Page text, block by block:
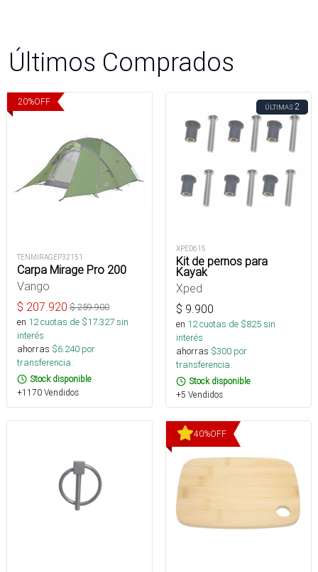
Últimos Comprados
20%OFF
TENMIRAGEP32151
Carpa Mirage Pro 200
Vango
$ 207.920 $259.900
en 12cuotas de $17.327sin
interés
ahorras $6.240 por
transferencia.
Stock disponible
+1170 Vendidos
ÚLTIMAS2
XPED615
Kit de pernos para
Kayak
Xped
$ 9.900
en 12cuotas de $825sin
interés
ahorras $300 por
transferencia.
Stock disponible
+5 Vendidos
40%OFF